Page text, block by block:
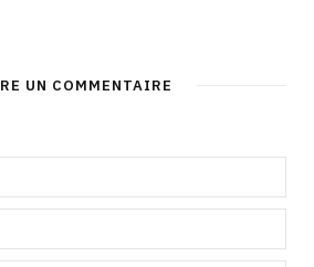
UN COMMENTAIRE